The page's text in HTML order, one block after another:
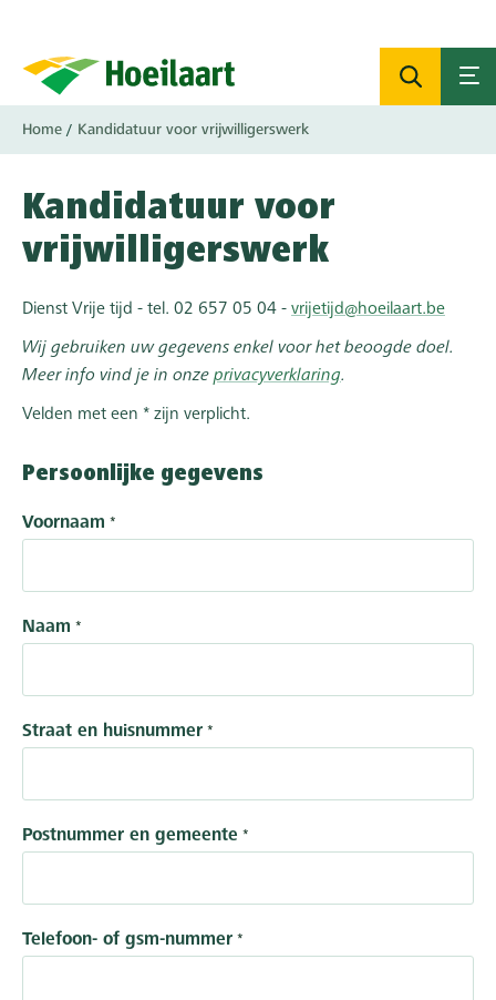
naar
inhoud
gaan
Kruimelpad
Home Kandidatuur voor vrijwilligerswerk
Kandidatuur voor
vrijwilligerswerk
Dienst Vrije tijd - tel. 02 657 05 04 - vrijetijd@hoeilaart.be
Wij gebruiken uw gegevens enkel voor het beoogde doel.
Meer info vind je in onze privacyverklaring.
Velden met een * zijn verplicht.
Persoonlijke gegevens
Voornaam
Naam
Straat en huisnummer
Postnummer en gemeente
Telefoon- of gsm-nummer